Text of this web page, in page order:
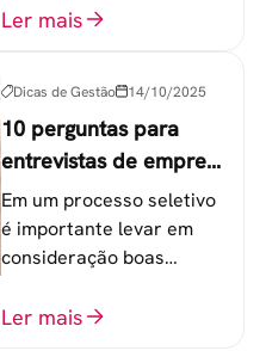
o atingimento das metas
Ler mais
Dicas de Gestão 14/10/2025
10 perguntas para
entrevistas de emprego
que recrutadores não
devem fazer
Em um processo seletivo
é importante levar em
consideração boas
o perfil do profissional e
Ler mais